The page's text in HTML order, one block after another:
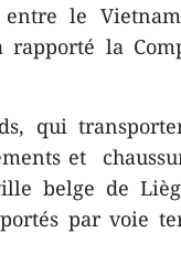
entre le
la
qui
et
belge de
par voie